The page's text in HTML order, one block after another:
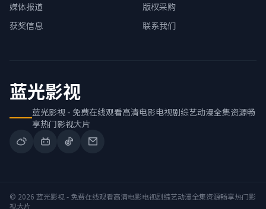
媒体报道
获奖信息
版权采购
联系我们
蓝光影视
蓝光影视 - 免费在线观看高清电影电视剧综艺动漫全集资源畅
享热门影视大片
© 2026 蓝光影视 - 免费在线观看高清电影电视剧综艺动漫全集资源畅享热门影
视大片